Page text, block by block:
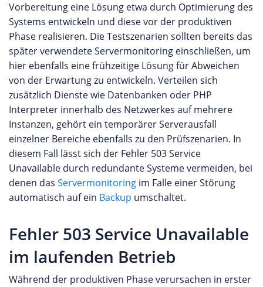
Vorbereitung eine Lösung etwa durch Optimierung des
Systems entwickeln und diese vor der produktiven
Phase realisieren. Die Testszenarien sollten bereits das
später verwendete Servermonitoring einschließen, um
hier ebenfalls eine frühzeitige Lösung für Abweichen
von der Erwartung zu entwickeln. Verteilen sich
zusätzlich Dienste wie Datenbanken oder PHP
Interpreter innerhalb des Netzwerkes auf mehrere
Instanzen, gehört ein temporärer Serverausfall
einzelner Bereiche ebenfalls zu den Prüfszenarien. In
diesem Fall lässt sich der Fehler 503 Service
Unavailable durch redundante Systeme vermeiden, bei
denen das Servermonitoring im Falle einer Störung
automatisch auf ein Backup umschaltet.
Fehler 503 Service Unavailable
im laufenden Betrieb
Während der produktiven Phase verursachen in erster